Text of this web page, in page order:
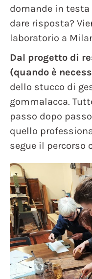
domande in
dare risposta?
laboratorio a
Dal progetto di
(quando è
dello stucco di
gommalacca.
passo dopo
quello
segue il percorso